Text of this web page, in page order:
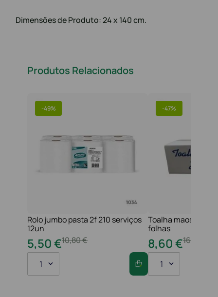
Dimensões de Produto: 24 x 140 cm.
Produtos Relacionados
-49%
Rolo jumbo pasta 2f 210 serviços
12un
10,80€
5,50€
1
-47%
Toalha maos 2f
folhas
16
8,60€
1